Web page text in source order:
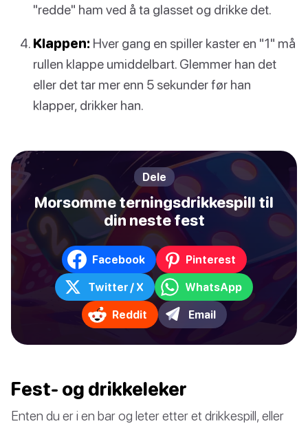
"redde" ham ved å ta glasset og drikke det.
Klappen: Hver gang en spiller kaster en "1" må
rullen klappe umiddelbart. Glemmer han det
eller det tar mer enn 5 sekunder før han
klapper, drikker han.
Dele
Morsomme terningsdrikkespill til
din neste fest
Facebook Pinterest
Twitter / X WhatsApp
Reddit Email
Fest- og drikkeleker
Enten du er i en bar og leter etter et drikkespill, eller